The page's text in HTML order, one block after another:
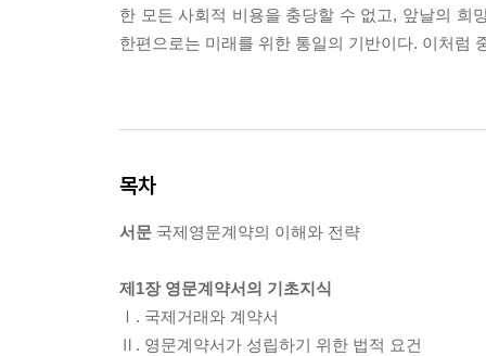
한 모든 사회적 비용을 충당할 수 없고, 앞날의 희
한편으로는 미래를 위한 통일의 기반이다. 이처럼
목차
서문 국제영문계약의 이해와 전략
제1장 영문계약서의 기초지식
Ⅰ. 국제거래와 계약서
Ⅱ. 영문계약서가 성립하기 위한 법적 요건